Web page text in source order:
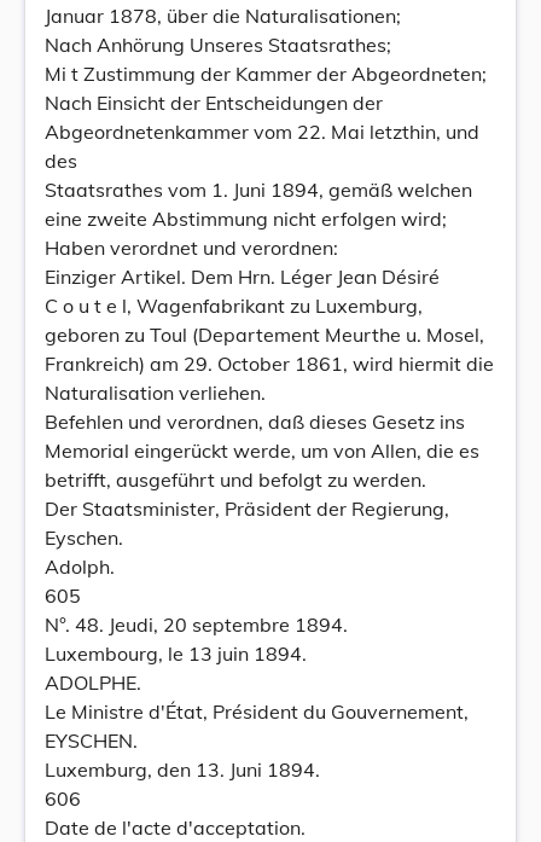
Januar 1878, über die Naturalisationen;
Nach Anhörung Unseres Staatsrathes;
Mi t Zustimmung der Kammer der Abgeordneten;
Nach Einsicht der Entscheidungen der
Abgeordnetenkammer vom 22. Mai letzthin, und
des
Staatsrathes vom 1. Juni 1894, gemäß welchen
eine zweite Abstimmung nicht erfolgen wird;
Haben verordnet und verordnen:
Einziger Artikel. Dem Hrn. Léger Jean Désiré
C o u t e l, Wagenfabrikant zu Luxemburg,
geboren zu Toul (Departement Meurthe u. Mosel,
Frankreich) am 29. October 1861, wird hiermit die
Naturalisation verliehen.
Befehlen und verordnen, daß dieses Gesetz ins
Memorial eingerückt werde, um von Allen, die es
betrifft, ausgeführt und befolgt zu werden.
Der Staatsminister, Präsident der Regierung,
Eyschen.
Adolph.
605
N°. 48. Jeudi, 20 septembre 1894.
Luxembourg, le 13 juin 1894.
ADOLPHE.
Le Ministre d'État, Président du Gouvernement,
EYSCHEN.
Luxemburg, den 13. Juni 1894.
606
Date de l'acte d'acceptation.